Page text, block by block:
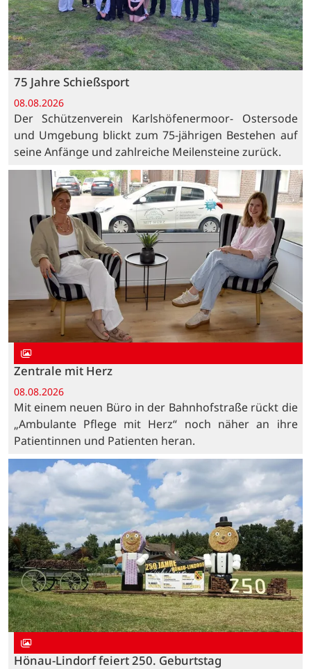
75 Jahre Schießsport
08.08.2026
Der Schützenverein Karlshöfenermoor- Ostersode
und Umgebung blickt zum 75-jährigen Bestehen auf
seine Anfänge und zahlreiche Meilensteine zurück.
Zentrale mit Herz
08.08.2026
Mit einem neuen Büro in der Bahnhofstraße rückt die
„Ambulante Pflege mit Herz“ noch näher an ihre
Patientinnen und Patienten heran.
Hönau-Lindorf feiert 250. Geburtstag